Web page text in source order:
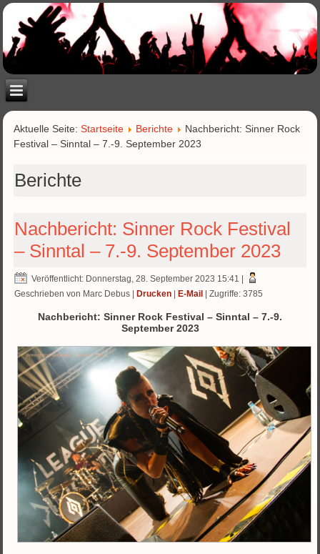
Aktuelle Seite:Startseite Berichte
Nachbericht: Sinner Rock
Festival – Sinntal – 7.-9. September 2023
Berichte
Nachbericht: Sinner Rock Festival
– Sinntal – 7.-9. September 2023
Veröffentlicht: Donnerstag, 28. September 2023 15:41
Geschrieben von Marc Debus
Drucken E-Mail | Zugriffe: 3785
Nachbericht: Sinner Rock Festival – Sinntal – 7.-9.
September 2023